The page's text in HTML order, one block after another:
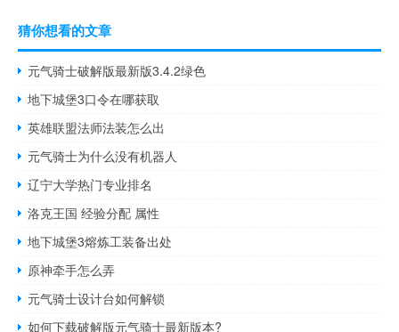
猜你想看的文章
元气骑士破解版最新版3.4.2绿色
地下城堡3口令在哪获取
英雄联盟法师法装怎么出
元气骑士为什么没有机器人
辽宁大学热门专业排名
洛克王国 经验分配 属性
地下城堡3熔炼工装备出处
原神牵手怎么弄
元气骑士设计台如何解锁
如何下载破解版元气骑士最新版本?